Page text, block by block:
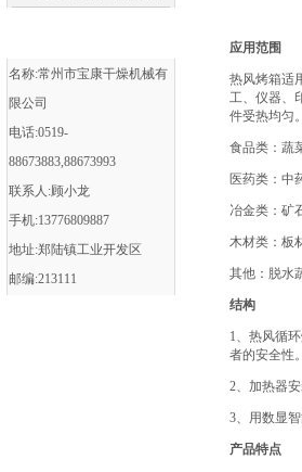
名称:常州市宝康干燥机械有
限公司
电话:0519-
88673883,88673993
联系人:顾小龙
手机:13776809887
地址:郑陆镇工业开发区
邮编:213111
应用范围
热风烤箱适
工、仪器、
件受热均匀。
食品类‌：蔬
医药类‌：中
冶金类‌：矿
木材类‌：板
其他‌：脱水
结构
1、热风循
者的安全性。
2、加热器
3、用数显
产品特点